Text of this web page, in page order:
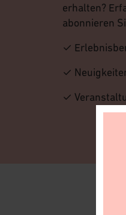
erhalten?
abonnieren
✓
✓
✓